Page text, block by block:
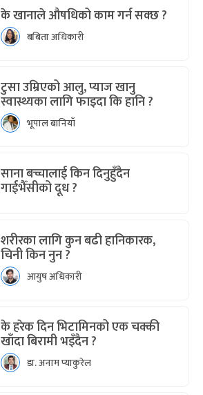
के खानाले औषधिको काम गर्न सक्छ ?
बबिता अधिकारी
टुसा उम्रिएको आलु, प्याज खानु
स्वास्थ्यका लागि फाइदा कि हानि ?
भूपाल बानियाँ
साना बच्चालाई किन दिनुहुँदैन
गाईभैँसीको दूध ?
शरीरका लागि कुन बढी हानिकारक,
चिनी किन नुन ?
आयुष अधिकारी
के हरेक दिन भिटामिनको एक चक्की
खाँदा बिरामी भइँदैन ?
डा. अनाम प्याकुरेल